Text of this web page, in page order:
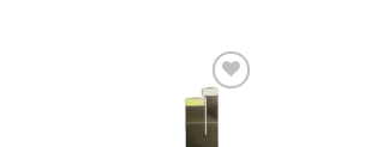
Adaugă
în
Favorite